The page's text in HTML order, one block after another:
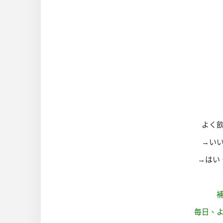
よく
→い
→はい
毎日、